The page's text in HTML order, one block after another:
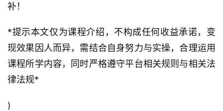
补！
*提示本文仅为课程介绍，不构成任何收益承诺，变
现效果因人而异，需结合自身努力与实操，合理运用
课程所学内容，同时严格遵守平台相关规则与相关法
律法规*
)